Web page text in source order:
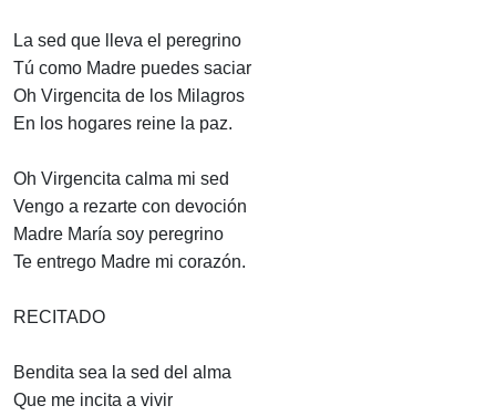
La sed que lleva el peregrino
Tú como Madre puedes saciar
Oh Virgencita de los Milagros
En los hogares reine la paz.
Oh Virgencita calma mi sed
Vengo a rezarte con devoción
Madre María soy peregrino
Te entrego Madre mi corazón.
RECITADO
Bendita sea la sed del alma
Que me incita a vivir